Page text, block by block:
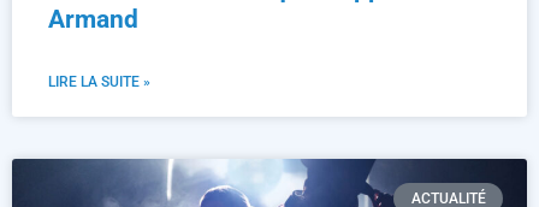
Armand
LIRE LA SUITE »
ACTUALITÉ